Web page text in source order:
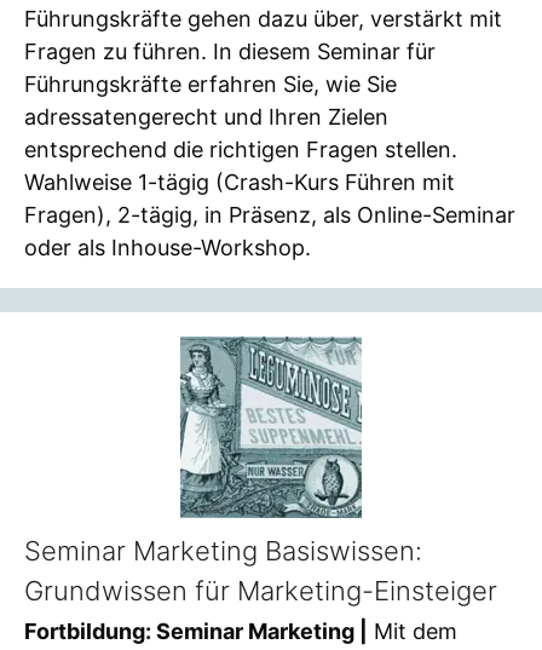
Führungskräfte gehen dazu über, verstärkt mit
Fragen zu führen. In diesem Seminar für
Führungskräfte erfahren Sie, wie Sie
adressatengerecht und Ihren Zielen
entsprechend die richtigen Fragen stellen.
Wahlweise 1-tägig (Crash-Kurs Führen mit
Fragen), 2-tägig, in Präsenz, als Online-Seminar
oder als Inhouse-Workshop.
Seminar Marketing Basiswissen:
Grundwissen für Marketing-Einsteiger
Fortbildung: Seminar Marketing |
Mit dem